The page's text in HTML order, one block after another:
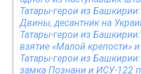
Татары-герои из
Двины, десантник на
Татары-герои из
взятие «Малой крепости»
Татары-герои из
замка Познани и ИСУ-122